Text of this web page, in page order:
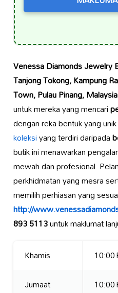
Venessa Diamonds Jewelry
Tanjong Tokong, Kampung
Town, Pulau Pinang, Malaysia
untuk mereka yang mencari
dengan reka bentuk yang
koleksiyang terdiri daripada
butik ini menawarkan
mewah dan profesional.
perkhidmatan yang mesra
memilih perhiasan yang
http://
893 5113untuk maklumat
Khamis
10:00
Jumaat
10:00